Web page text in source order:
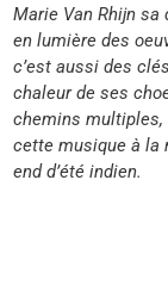
Marie Van Rhijn sa
en lumière des
c’est aussi des
chaleur de ses
chemins multiples,
cette musique à la
end d’été indien.